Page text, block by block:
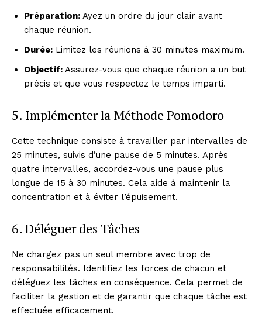
SUBSCRIBE NOW
Company
Contact us
Subscription Plans
My account
Préparation: Ayez un ordre du jour clair avant
chaque réunion.
Durée: Limitez les réunions à 30 minutes maximum.
Objectif: Assurez-vous que chaque réunion a un but
précis et que vous respectez le temps imparti.
5. Implémenter la Méthode Pomodoro
Cette technique consiste à travailler par intervalles de
25 minutes, suivis d’une pause de 5 minutes. Après
quatre intervalles, accordez-vous une pause plus
longue de 15 à 30 minutes. Cela aide à maintenir la
concentration et à éviter l’épuisement.
6. Déléguer des Tâches
Ne chargez pas un seul membre avec trop de
responsabilités. Identifiez les forces de chacun et
déléguez les tâches en conséquence. Cela permet de
faciliter la gestion et de garantir que chaque tâche est
effectuée efficacement.